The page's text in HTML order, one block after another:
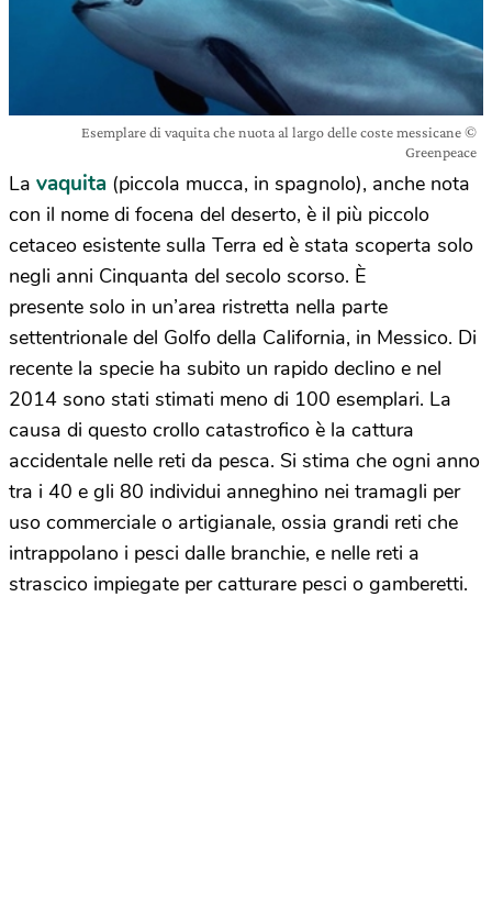
Esemplare di vaquita che nuota al largo delle coste messicane ©
Greenpeace
La vaquita (piccola mucca, in spagnolo), anche nota
con il nome di focena del deserto, è il più piccolo
cetaceo esistente sulla Terra ed è stata scoperta solo
negli anni Cinquanta del secolo scorso. È
presente solo in un’area ristretta nella parte
settentrionale del Golfo della California, in Messico. Di
recente la specie ha subito un rapido declino e nel
2014 sono stati stimati meno di 100 esemplari. La
causa di questo crollo catastrofico è la cattura
accidentale nelle reti da pesca. Si stima che ogni anno
tra i 40 e gli 80 individui anneghino nei tramagli per
uso commerciale o artigianale, ossia grandi reti che
intrappolano i pesci dalle branchie, e nelle reti a
strascico impiegate per catturare pesci o gamberetti.